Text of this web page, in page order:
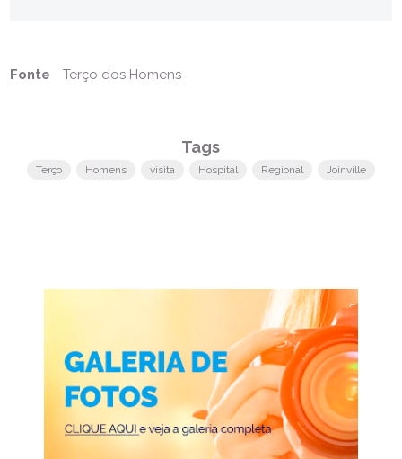
Fonte Terço dos Homens
Tags
Terço Homens visita Hospital Regional Joinville